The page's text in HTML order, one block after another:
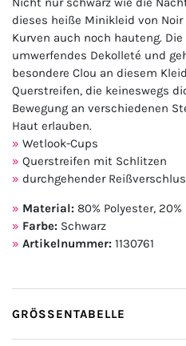
dieses heiße Minikleid von
Kurven auch noch hauteng.
umwerfendes Dekolleté und
besondere Clou an diesem
Querstreifen, die keineswegs
Bewegung an verschiedenen
Haut erlauben.
Wetlook-Cups
Querstreifen mit Schlitzen
durchgehender
Material: 80% Polyester,
Farbe: Schwarz
Artikelnummer: 1130761
GRÖSSENTABELLE